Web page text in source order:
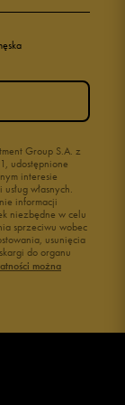
Group S.A. z
udostępnione
interesie
własnych.
informacji
niezbędne w celu
sprzeciwu wobec
usunięcia
do organu
można